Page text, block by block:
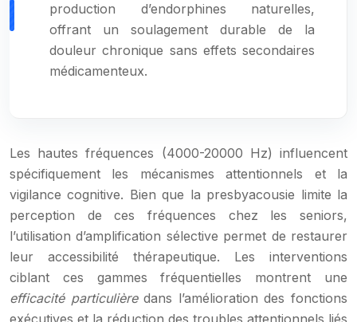
production d’endorphines naturelles,
offrant un soulagement durable de la
douleur chronique sans effets secondaires
médicamenteux.
Les hautes fréquences (4000-20000 Hz) influencent
spécifiquement les mécanismes attentionnels et la
vigilance cognitive. Bien que la presbyacousie limite la
perception de ces fréquences chez les seniors,
l’utilisation d’amplification sélective permet de restaurer
leur accessibilité thérapeutique. Les interventions
ciblant ces gammes fréquentielles montrent une
efficacité particulièredans l’amélioration des fonctions
exécutives et la réduction des troubles attentionnels liés